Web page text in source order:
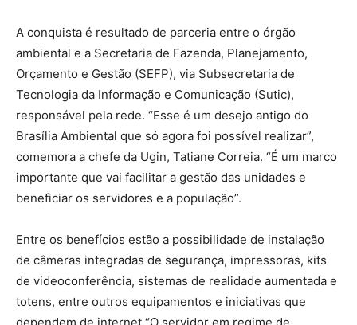
A conquista é resultado de parceria entre o órgão
ambiental e a Secretaria de Fazenda, Planejamento,
Orçamento e Gestão (SEFP), via Subsecretaria de
Tecnologia da Informação e Comunicação (Sutic),
responsável pela rede. “Esse é um desejo antigo do
Brasília Ambiental que só agora foi possível realizar”,
comemora a chefe da Ugin, Tatiane Correia. “É um marco
importante que vai facilitar a gestão das unidades e
beneficiar os servidores e a população”.
Entre os benefícios estão a possibilidade de instalação
de câmeras integradas de segurança, impressoras, kits
de videoconferência, sistemas de realidade aumentada e
totens, entre outros equipamentos e iniciativas que